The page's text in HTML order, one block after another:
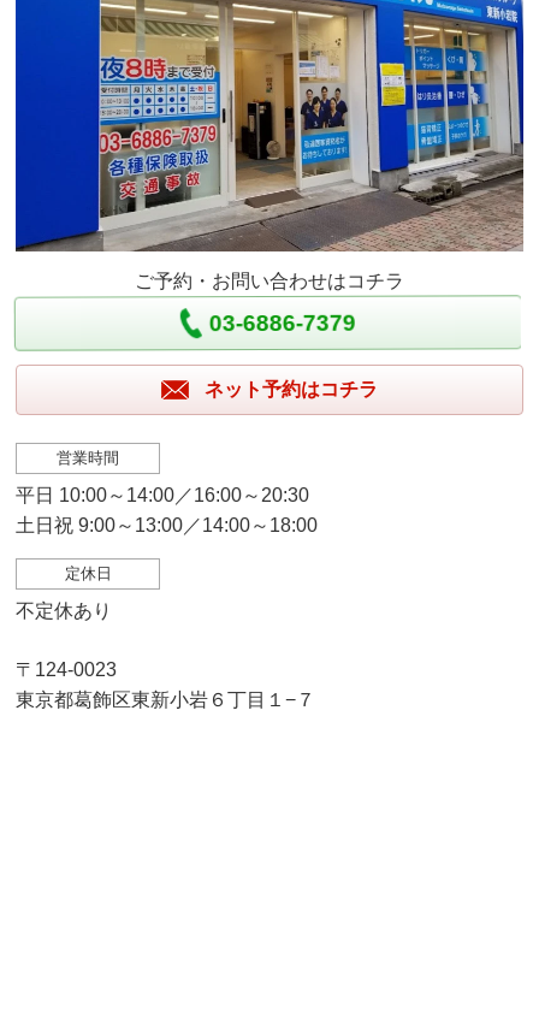
ご予約・お問い合わせはコチラ
03-6886-7379
ネット予約はコチラ
営業時間
平日 10:00～14:00／16:00～20:30
土日祝 9:00～13:00／14:00～18:00
定休日
不定休あり
〒124-0023
東京都葛飾区東新小岩６丁目１−７